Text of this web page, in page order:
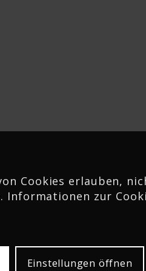
Cookies erlauben,
Informationen zur
Einstellungen öffnen